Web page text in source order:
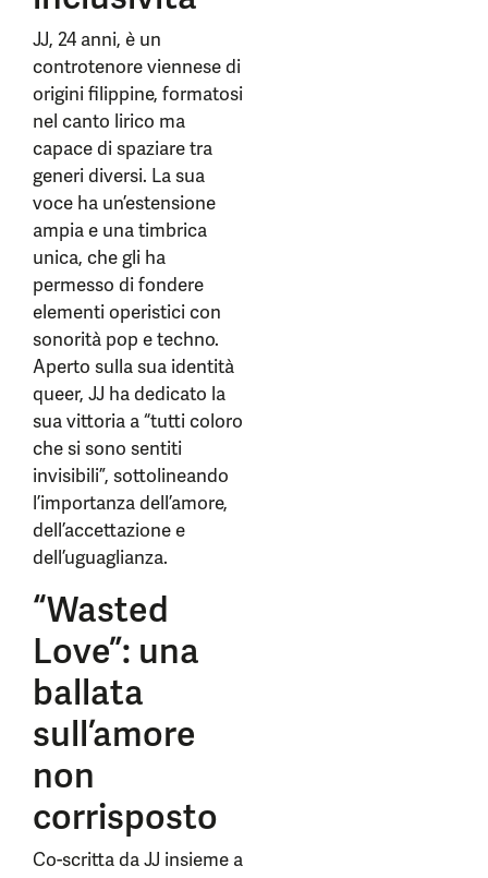
JJ, 24 anni, è un
controtenore viennese di
origini filippine, formatosi
nel canto lirico ma
capace di spaziare tra
generi diversi. La sua
voce ha un’estensione
ampia e una timbrica
unica, che gli ha
permesso di fondere
elementi operistici con
sonorità pop e techno.
Aperto sulla sua identità
queer, JJ ha dedicato la
sua vittoria a “tutti coloro
che si sono sentiti
invisibili”, sottolineando
l’importanza dell’amore,
dell’accettazione e
dell’uguaglianza.
“Wasted
Love”: una
ballata
sull’amore
non
corrisposto
Co-scritta da JJ insieme a